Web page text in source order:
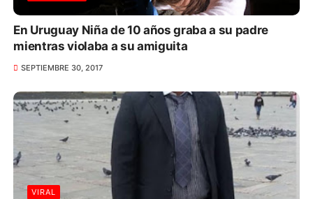
En Uruguay Niña de 10 años graba a su padre
mientras violaba a su amiguita
SEPTIEMBRE 30, 2017
VIRAL